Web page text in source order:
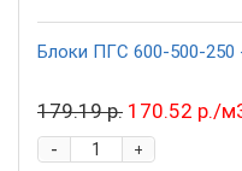
Блоки ПГС 600-500-250
179.19 р. 170.52 р./
+
-